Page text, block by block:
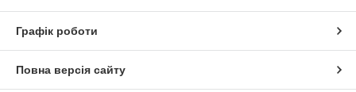
Графік роботи
Повна версія сайту